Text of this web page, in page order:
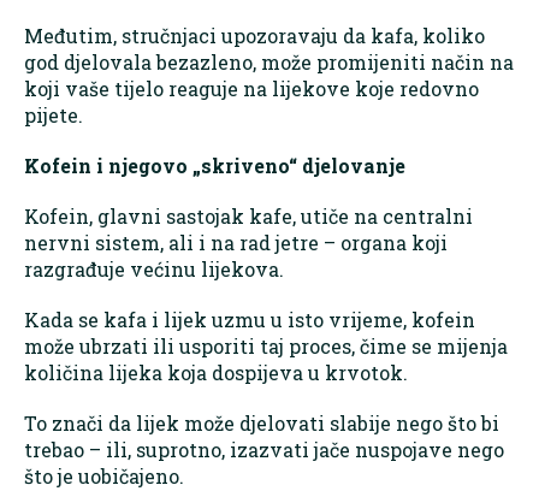
Međutim, stručnjaci upozoravaju da kafa, koliko
god djelovala bezazleno, može promijeniti način na
koji vaše tijelo reaguje na lijekove koje redovno
pijete.
Kofein i njegovo „skriveno“ djelovanje
Kofein, glavni sastojak kafe, utiče na centralni
nervni sistem, ali i na rad jetre – organa koji
razgrađuje većinu lijekova.
Kada se kafa i lijek uzmu u isto vrijeme, kofein
može ubrzati ili usporiti taj proces, čime se mijenja
količina lijeka koja dospijeva u krvotok.
To znači da lijek može djelovati slabije nego što bi
trebao – ili, suprotno, izazvati jače nuspojave nego
što je uobičajeno.